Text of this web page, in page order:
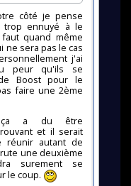
côté je pense
ennuyé à le
quand même
ne sera pas le cas
j'ai
peur qu'ils se
Boost pour le
faire une 2ème
ça a du être
et il serait
réunir autant de
une deuxième
surement se
le coup.